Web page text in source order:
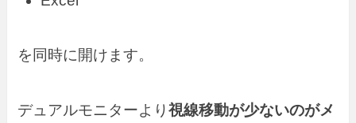
を同時に開けます。
デュアルモニターより視線移動が少ないのがメ